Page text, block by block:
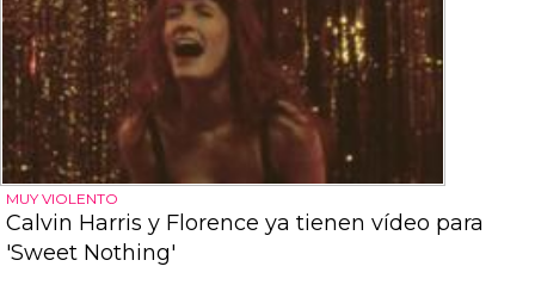
MUY VIOLENTO
Calvin Harris y Florence ya tienen vídeo para
'Sweet Nothing'